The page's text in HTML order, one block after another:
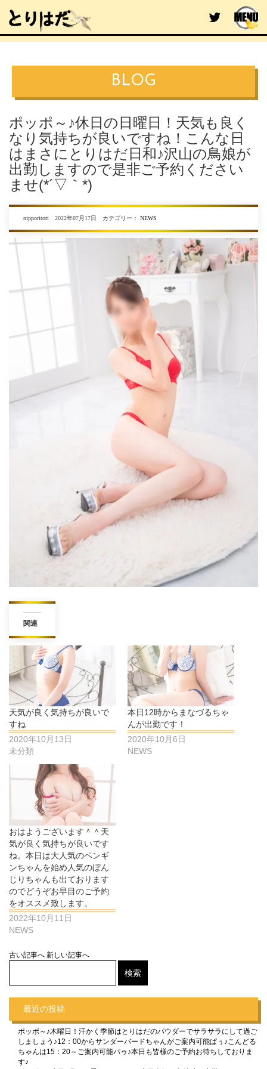
BLOG
ポッポ～♪休日の日曜日！天気も良く
なり気持ちが良いですね！こんな日
はまさにとりはだ日和♪沢山の鳥娘が
出勤しますので是非ご予約ください
ませ(*´▽｀*)
nipporitori 2022年07月17日 カテゴリー： NEWS
関連
天気が良く気持ちが良いで
すね
2020年10月13日
未分類
本日12時からまなづるちゃ
んが出勤です！
2020年10月6日
NEWS
おはようございます＾＾天
気が良く気持ちが良いです
ね。本日は大人気のペンギ
ンちゃんを始め人気のぼん
じりちゃんも出ております
のでどうぞお早目のご予約
をオススメ致します。
2022年10月11日
NEWS
古い記事へ 新しい記事へ
最近の投稿
ポッポ～♪木曜日！汗かく季節はとりはだのパウダーでサラサラにして過ご
しましょう♪12：00からサンダーバードちゃんがご案内可能ぱぅ♪こんどる
ちゃんは15：20～ご案内可能パゥ♪本日も皆様のご予約お待ちしておりま
す♪